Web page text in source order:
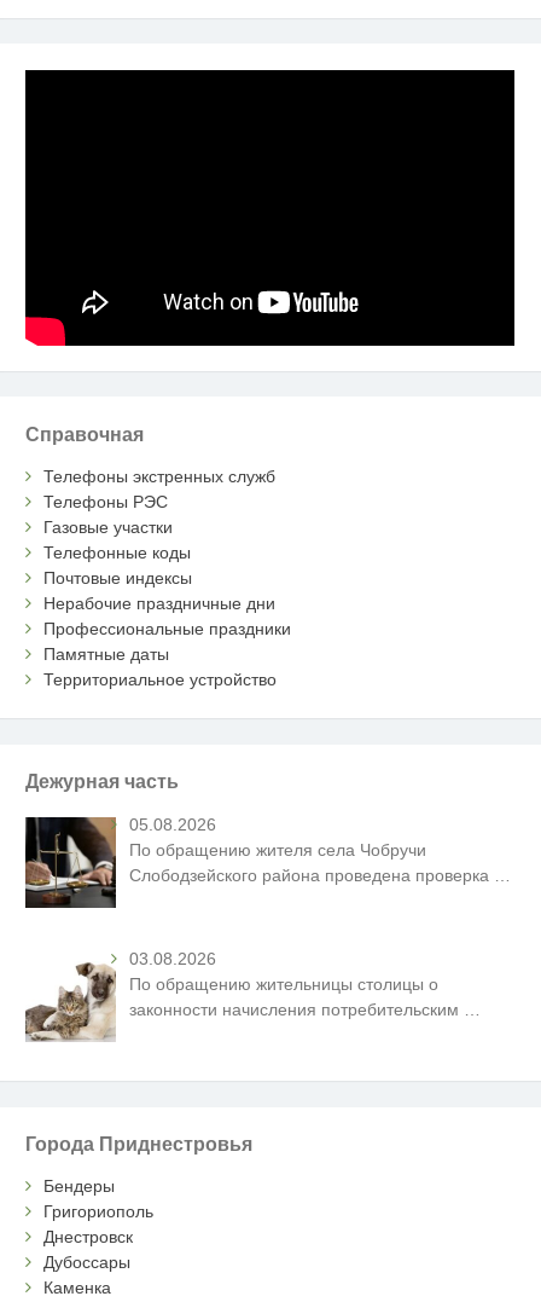
Справочная
Телефоны экстренных служб
Телефоны РЭС
Газовые участки
Телефонные коды
Почтовые индексы
Нерабочие праздничные дни
Профессиональные праздники
Памятные даты
Территориальное устройство
Дежурная часть
05.08.2026
По обращению жителя села Чобручи
Слободзейского района проведена проверка
03.08.2026
По обращению жительницы столицы о
законности начисления потребительским
Города Приднестровья
Бендеры
Григориополь
Днестровск
Дубоссары
Каменка